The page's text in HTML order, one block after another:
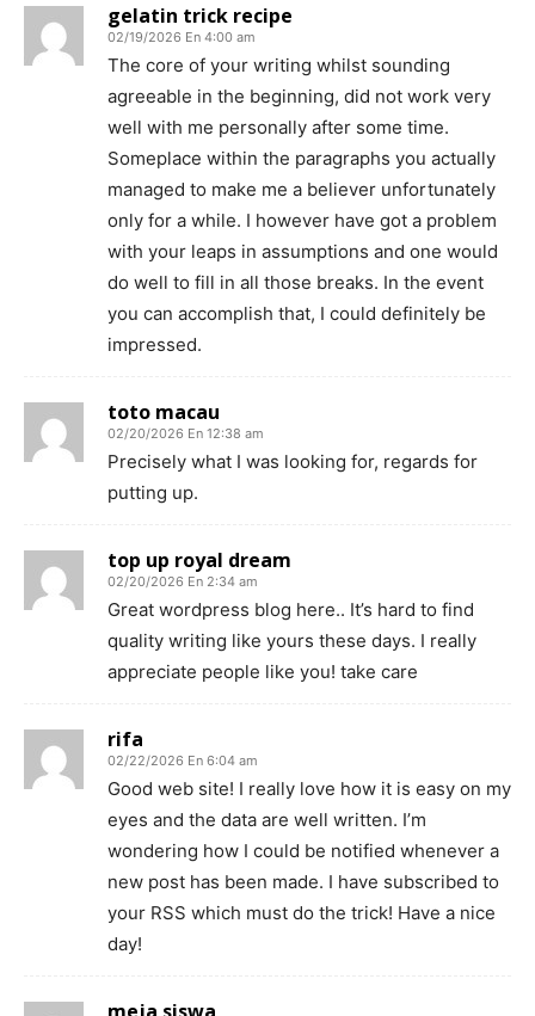
gelatin trick recipe
02/19/2026 En 4:00 am
The core of your writing whilst sounding
agreeable in the beginning, did not work very
well with me personally after some time.
Someplace within the paragraphs you actually
managed to make me a believer unfortunately
only for a while. I however have got a problem
with your leaps in assumptions and one would
do well to fill in all those breaks. In the event
you can accomplish that, I could definitely be
impressed.
toto macau
02/20/2026 En 12:38 am
Precisely what I was looking for, regards for
putting up.
top up royal dream
02/20/2026 En 2:34 am
Great wordpress blog here.. It’s hard to find
quality writing like yours these days. I really
appreciate people like you! take care
rifa
02/22/2026 En 6:04 am
Good web site! I really love how it is easy on my
eyes and the data are well written. I’m
wondering how I could be notified whenever a
new post has been made. I have subscribed to
your RSS which must do the trick! Have a nice
day!